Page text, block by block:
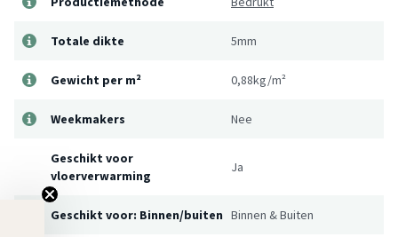
Totale dikte 5mm
Gewicht per m² 0,88kg/m²
Weekmakers Nee
Geschikt voor
vloerverwarming
Ja
Geschikt voor: Binnen/buiten Binnen & Buiten